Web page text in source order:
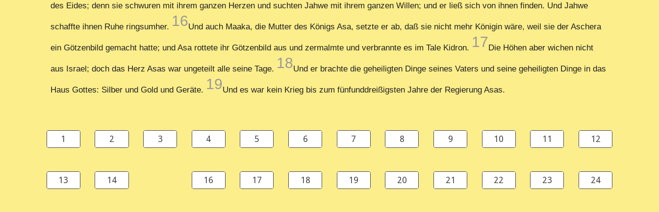
des Eides; denn sie schwuren mit ihrem ganzen Herzen und suchten Jahwe mit ihrem ganzen Willen; und er ließ sich von ihnen finden. Und Jahwe
schaffte ihnen Ruhe ringsumher. 16Und auch Maaka, die Mutter des Königs Asa, setzte er ab, daß sie nicht mehr Königin wäre, weil sie der Aschera
ein Götzenbild gemacht hatte; und Asa rottete ihr Götzenbild aus und zermalmte und verbrannte es im Tale Kidron. 17Die Höhen aber wichen nicht
aus Israel; doch das Herz Asas war ungeteilt alle seine Tage. 18Und er brachte die geheiligten Dinge seines Vaters und seine geheiligten Dinge in das
Haus Gottes: Silber und Gold und Geräte. 19Und es war kein Krieg bis zum fünfunddreißigsten Jahre der Regierung Asas.
1 2 3 4 5 6 7 8 9 10 11 12
13 14 16 17 18 19 20 21 22 23 24